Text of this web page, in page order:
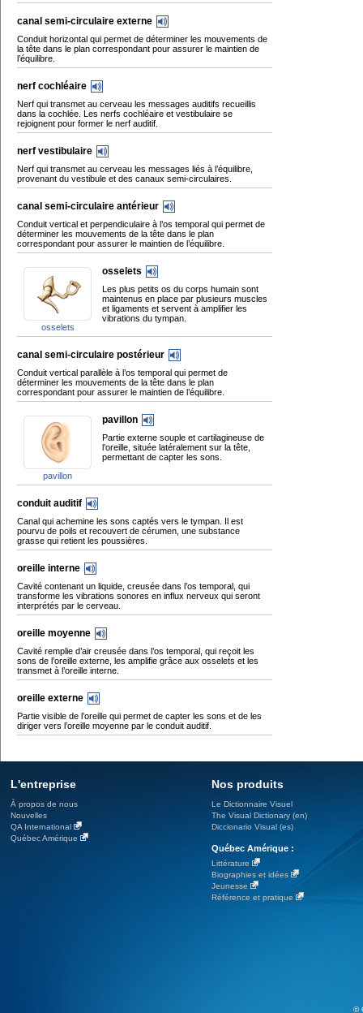
canal semi-circulaire externe
Conduit horizontal qui permet de déterminer les mouvements de
la tête dans le plan correspondant pour assurer le maintien de
l’équilibre.
nerf cochléaire
Nerf qui transmet au cerveau les messages auditifs recueillis
dans la cochlée. Les nerfs cochléaire et vestibulaire se
rejoignent pour former le nerf auditif.
nerf vestibulaire
Nerf qui transmet au cerveau les messages liés à l’équilibre,
provenant du vestibule et des canaux semi-circulaires.
canal semi-circulaire antérieur
Conduit vertical et perpendiculaire à l’os temporal qui permet de
déterminer les mouvements de la tête dans le plan
correspondant pour assurer le maintien de l’équilibre.
osselets
osselets
Les plus petits os du corps humain sont
maintenus en place par plusieurs muscles
et ligaments et servent à amplifier les
vibrations du tympan.
canal semi-circulaire postérieur
Conduit vertical parallèle à l’os temporal qui permet de
déterminer les mouvements de la tête dans le plan
correspondant pour assurer le maintien de l’équilibre.
pavillon
pavillon
Partie externe souple et cartilagineuse de
l’oreille, située latéralement sur la tête,
permettant de capter les sons.
conduit auditif
Canal qui achemine les sons captés vers le tympan. Il est
pourvu de poils et recouvert de cérumen, une substance
grasse qui retient les poussières.
oreille interne
Cavité contenant un liquide, creusée dans l’os temporal, qui
transforme les vibrations sonores en influx nerveux qui seront
interprétés par le cerveau.
oreille moyenne
Cavité remplie d’air creusée dans l’os temporal, qui reçoit les
sons de l’oreille externe, les amplifie grâce aux osselets et les
transmet à l’oreille interne.
oreille externe
Partie visible de l’oreille qui permet de capter les sons et de les
diriger vers l’oreille moyenne par le conduit auditif.
L'entreprise
À propos de nous
Nouvelles
QA International
Québec Amérique
Nos produits
Le Dictionnaire Visuel
The Visual Dictionary (en)
Diccionario Visual (es)
Québec Amérique :
Littérature
Biographies et idées
Jeunesse
Référence et pratique
©